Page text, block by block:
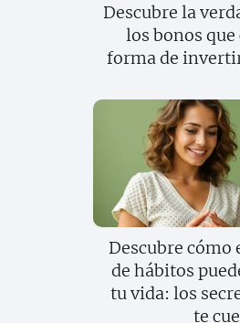
Descubre la
los bonos
forma de
Descubre
de hábitos
tu vida: los
te